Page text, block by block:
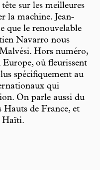
sur les meilleures
la machine. Jean-
que le renouvelable
Navarro nous
Hors numéro,
où fleurissent
spécifiquement au
qui
On parle aussi du
Hauts de France, et
Haïti.